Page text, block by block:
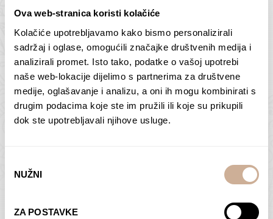
Ova web-stranica koristi kolačiće
Kolačiće upotrebljavamo kako bismo personalizirali
sadržaj i oglase, omogućili značajke društvenih medija i
analizirali promet. Isto tako, podatke o vašoj upotrebi
naše web-lokacije dijelimo s partnerima za društvene
medije, oglašavanje i analizu, a oni ih mogu kombinirati s
drugim podacima koje ste im pružili ili koje su prikupili
dok ste upotrebljavali njihove usluge.
pristanka
NUŽNI
ZA POSTAVKE
Butan – ljudi 2
75,00€ – 138,00€Raspon
cijena:
od
75,00 €
138,00 €
ODABERI OPCIJE
Antarktika – krajolik
2
75,00€ – 138,00€Raspon
cijena:
od
ODABERI OPCIJE
Dolac Moreškanti – sjena